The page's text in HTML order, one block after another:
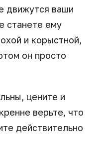
движутся ваши
станете ему
и корыстной,
он просто
цените и
верьте, что
действительно